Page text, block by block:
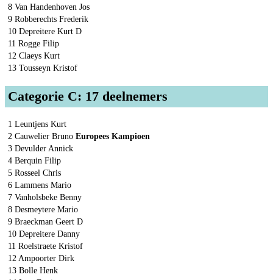
8 Van Handenhoven Jos
9 Robberechts Frederik
10 Depreitere Kurt D
11 Rogge Filip
12 Claeys Kurt
13 Tousseyn Kristof
Categorie C: 17 deelnemers
1 Leuntjens Kurt
2 Cauwelier Bruno Europees Kampioen
3 Devulder Annick
4 Berquin Filip
5 Rosseel Chris
6 Lammens Mario
7 Vanholsbeke Benny
8 Desmeytere Mario
9 Braeckman Geert D
10 Depreitere Danny
11 Roelstraete Kristof
12 Ampoorter Dirk
13 Bolle Henk